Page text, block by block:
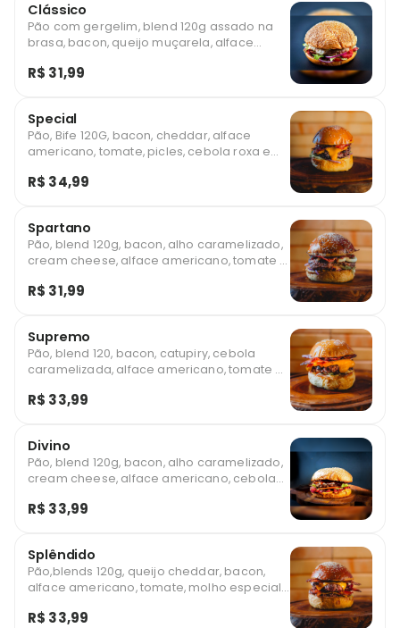
Clássico
Pão com gergelim, blend 120g assado na
brasa, bacon, queijo muçarela, alface
especial.
R$ 31,99
Special
Pão, Bife 120G, bacon, cheddar, alface
americano, tomate, picles, cebola roxa e
R$ 34,99
Spartano
Pão, blend 120g, bacon, alho caramelizado,
cream cheese, alface americano, tomate e
R$ 31,99
Supremo
Pão, blend 120, bacon, catupiry, cebola
caramelizada, alface americano, tomate e
R$ 33,99
Divino
Pão, blend 120g, bacon, alho caramelizado,
cream cheese, alface americano, cebola
R$ 33,99
Splêndido
Pão,blends 120g, queijo cheddar, bacon,
alface americano, tomate, molho especial
R$ 33,99